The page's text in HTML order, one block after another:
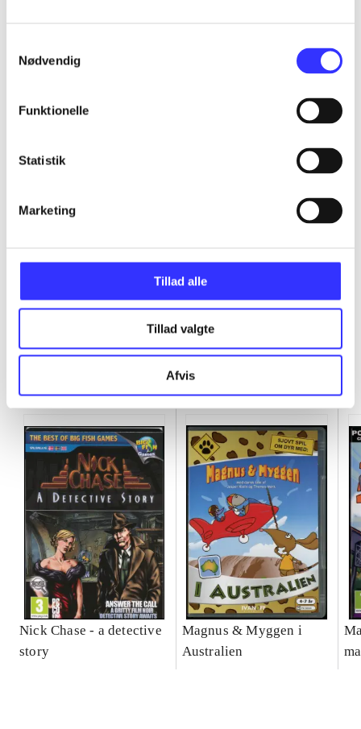
Nødvendig
Funktionelle
Statistik
Marketing
Tillad alle
Tillad valgte
Afvis
Nick Chase - a detective
story
Magnus & Myggen i
Australien